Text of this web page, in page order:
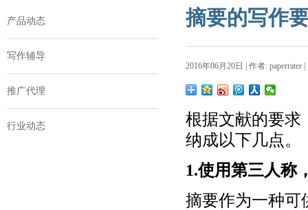
产品动态
写作辅导
推广代理
行业动态
摘要的写作
2016年06月20日 | 作者: paperrater
根据文献的要求
纳成以下几点。
1.使用第三人称
摘要作为一种可